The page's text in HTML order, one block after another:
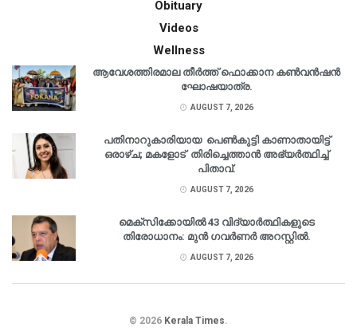
Obituary
Videos
Wellness
ആവേശത്തിരമാല തീർത്ത് ഫൊക്കാന കൺവൻഷൻ
ഘോഷയാത്ര.
AUGUST 7, 2026
പതിനാറുകാരിയായ പെൺകുട്ടി കാണാതായിട്ട്
ഒരാഴ്ച; മകളോട് തിരിച്ചെത്താൻ അഭ്യർത്ഥിച്ച്
പിതാവ്.
AUGUST 7, 2026
മെക്‌സിക്കോയിൽ 43 വിദ്യാർത്ഥികളുടെ
തിരോധാനം: മുൻ ഗവർണർ അറസ്റ്റിൽ.
AUGUST 7, 2026
© 2026 Kerala Times.